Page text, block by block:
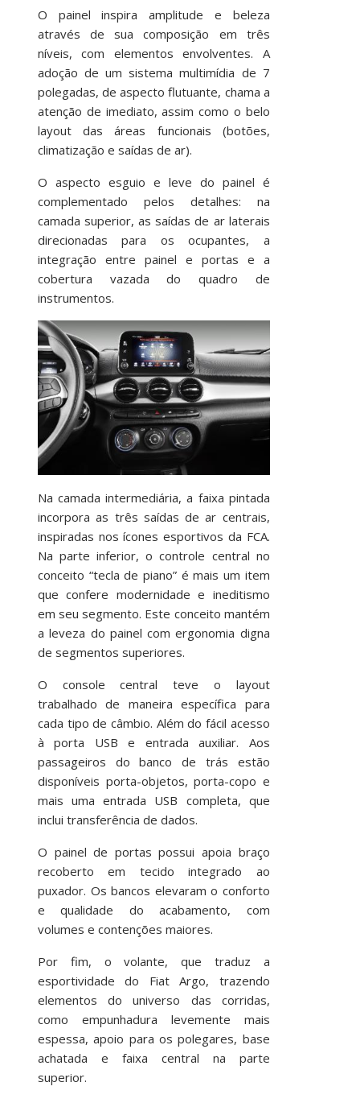
O painel inspira amplitude e beleza
através de sua composição em três
níveis, com elementos envolventes. A
adoção de um sistema multimídia de 7
polegadas, de aspecto flutuante, chama a
atenção de imediato, assim como o belo
layout das áreas funcionais (botões,
climatização e saídas de ar).
O aspecto esguio e leve do painel é
complementado pelos detalhes: na
camada superior, as saídas de ar laterais
direcionadas para os ocupantes, a
integração entre painel e portas e a
cobertura vazada do quadro de
instrumentos.
Na camada intermediária, a faixa pintada
incorpora as três saídas de ar centrais,
inspiradas nos ícones esportivos da FCA.
Na parte inferior, o controle central no
conceito “tecla de piano” é mais um item
que confere modernidade e ineditismo
em seu segmento. Este conceito mantém
a leveza do painel com ergonomia digna
de segmentos superiores.
O console central teve o layout
trabalhado de maneira específica para
cada tipo de câmbio. Além do fácil acesso
à porta USB e entrada auxiliar. Aos
passageiros do banco de trás estão
disponíveis porta-objetos, porta-copo e
mais uma entrada USB completa, que
inclui transferência de dados.
O painel de portas possui apoia braço
recoberto em tecido integrado ao
puxador. Os bancos elevaram o conforto
e qualidade do acabamento, com
volumes e contenções maiores.
Por fim, o volante, que traduz a
esportividade do Fiat Argo, trazendo
elementos do universo das corridas,
como empunhadura levemente mais
espessa, apoio para os polegares, base
achatada e faixa central na parte
superior.